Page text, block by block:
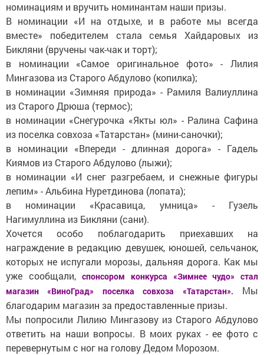
номинациям и вручить номинантам наши призы.
В номинации «И на отдыхе, и в работе мы всегда
вместе» победителем стала семья Хайдаровых из
Бикляни (вручены чак-чак и торт);
в номинации «Самое оригинальное фото» - Лилия
Мингазова из Старого Абдулово (копилка);
в номинации «Зимняя природа» - Рамиля Валиуллина
из Старого Дрюша (термос);
в номинации «Снегурочка «Якты юл» - Ралина Сафина
из поселка совхоза «Татарстан» (мини-саночки);
в номинации «Впереди - длинная дорога» - Гадель
Киямов из Старого Абдулово (лыжи);
в номинации «И снег разгребаем, и снежные фигуры
лепим» - Альбина Нуретдинова (лопата);
в номинации «Красавица, умница» - Гузель
Нагимуллина из Бикляни (сани).
Хочется особо поблагодарить приехавших на
награждение в редакцию девушек, юношей, сельчанок,
которых не испугали морозы, дальняя дорога. Как мы
уже сообщали,спонсором конкурса «Зимнее чудо» стал
магазин «ВиноГрад» поселка совхоза «Татарстан». Мы
благодарим магазин за предоставленные призы.
Мы попросили Лилию Мингазову из Старого Абдулово
ответить на наши вопросы. В моих руках - ее фото с
перевернутым с ног на голову Дедом Морозом.